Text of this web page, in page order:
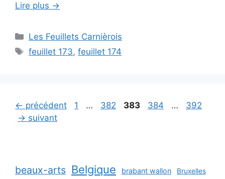
Lire plus →
Catégories
Les Feuillets Carnièrois
Étiquettes
feuillet 173,feuillet 174
← précédent Page
1 … Page
382 Page
383 Page
384 … Page
392
→ suivant
beaux-arts Belgique brabant wallon Bruxelles